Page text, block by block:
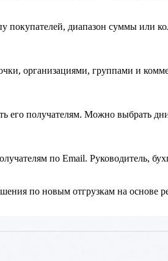
диапазон суммы или
организациями, группами и
его получателям. Можно выбрать
по Email. Руководитель,
по новым отгрузкам на основе